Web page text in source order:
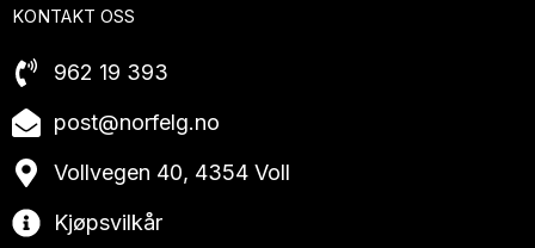
KONTAKT OSS
962 19 393
post@norfelg.no
Vollvegen 40, 4354 Voll
Kjøpsvilkår